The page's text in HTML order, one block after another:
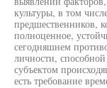
культуры, в том
предшественников,
полноценное,
сегодняшнем
личности,
субъектом
есть требование